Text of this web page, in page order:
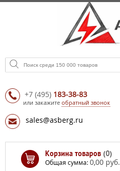
+7 (495) 183-38-83
или закажите обратный звонок
sales@asberg.ru
Корзина товаров (0)
Общая сумма:0,00 руб.